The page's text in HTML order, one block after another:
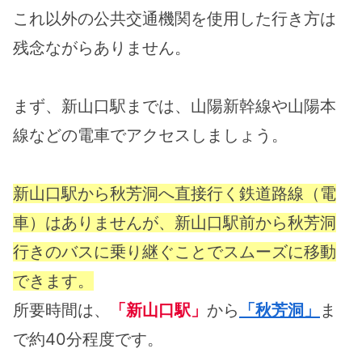
これ以外の公共交通機関を使用した行き方は
残念ながらありません。
まず、新山口駅までは、山陽新幹線や山陽本
線などの電車でアクセスしましょう。
新山口駅から秋芳洞へ直接行く鉄道路線（電
車）はありませんが、新山口駅前から秋芳洞
行きのバスに乗り継ぐことでスムーズに移動
できます。
所要時間は、
「新山口駅」 から 「秋芳洞」
ま
で約40分程度です。